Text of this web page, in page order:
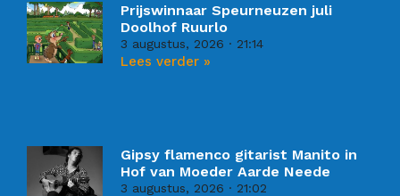
Prijswinnaar Speurneuzen juli
Doolhof Ruurlo
3 augustus, 2026 21:14
Lees verder »
Gipsy flamenco gitarist Manito in
Hof van Moeder Aarde Neede
3 augustus, 2026 21:02